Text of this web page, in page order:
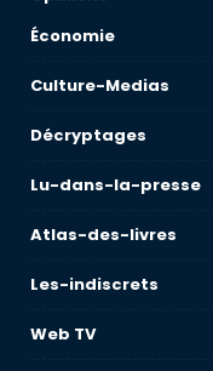
Économie
Culture-Medias
Décryptages
Lu-dans-la-presse
Atlas-des-livres
Les-indiscrets
Web TV